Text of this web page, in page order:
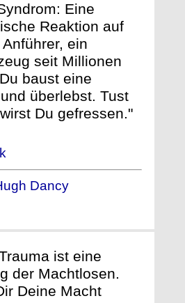
Eine
Reaktion auf
ein
seit Millionen
baust eine
überlebst. Tust
Du gefressen."
Dancy
ist eine
der Machtlosen.
Deine Macht